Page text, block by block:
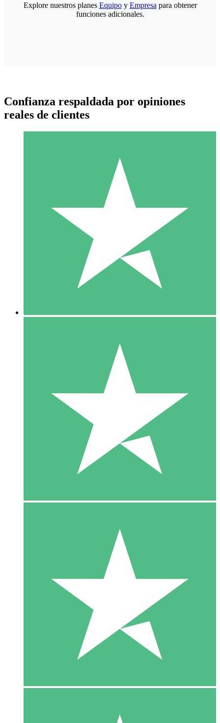
Paquetes de Créditos Individuales
Paga según el uso con créditos de descarga. Sin compromiso
10 00
10 Descargas
20 00
Explore nuestros planes Equipoy Empresa para obtener
funciones adicionales.
Confianza respaldada por opiniones
reales de clientes